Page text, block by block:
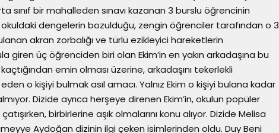
sınıf bir mahalleden sınavı kazanan 3 burslu öğrencinin
okuldaki dengelerin bozulduğu, zengin öğrenciler tarafından o 3
akran zorbalığı ve türlü ezikleyici hareketlerin
giren üç öğrenciden biri olan Ekim’in en yakın arkadaşına bu
emin olması üzerine, arkadaşını tekerlekli
o kişiyi bulmak asıl amacı. Yalnız Ekim o kişiyi bulana kadar
Dizide ayrıca herşeye direnen Ekim’in, okulun popüler
birbirlerine aşık olmalarını konu alıyor. Dizide Melisa
Aydoğan dizinin ilgi çeken isimlerinden oldu. Duy Beni